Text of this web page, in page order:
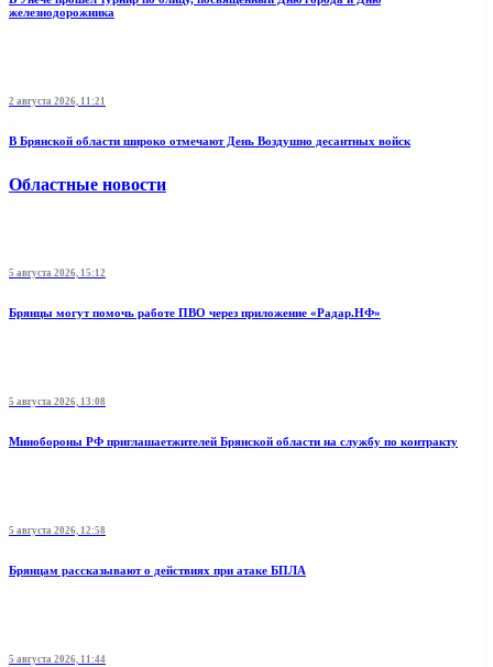
железнодорожника
2 августа 2026, 11:21
В Брянской области широко отмечают День Воздушно десантных войск
Областные новости
5 августа 2026, 15:12
Брянцы могут помочь работе ПВО через приложение «Радар.НФ»
5 августа 2026, 13:08
Минобoроны РФ приглaшaетжитeлeй Брянской области на службу по контракту
5 августа 2026, 12:58
Брянцам рассказывают о действиях при атаке БПЛА
5 августа 2026, 11:44